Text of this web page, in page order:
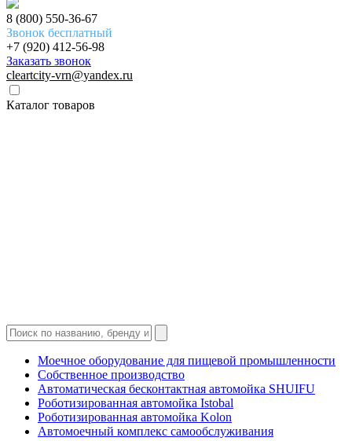
8 (800) 550-36-67
Звонок бесплатный
+7 (920) 412-56-98
Заказать звонок
cleartcity-vrn@yandex.ru
Каталог товаров
Моечное оборудование для пищевой промышленности
Собственное производство
Автоматическая бесконтактная автомойка SHUIFU
Роботизированная автомойка Istobal
Роботизированная автомойка Kolon
Автомоечный комплекс самообслуживания